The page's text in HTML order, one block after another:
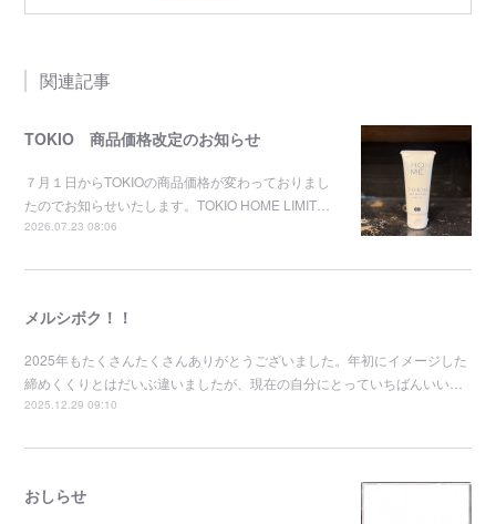
関連記事
TOKIO 商品価格改定のお知らせ
７月１日からTOKIOの商品価格が変わっておりまし
たのでお知らせいたします。TOKIO HOME LIMIT…
2026.07.23 08:06
メルシボク！！
2025年もたくさんたくさんありがとうございました。年初にイメージした
締めくくりとはだいぶ違いましたが、現在の自分にとっていちばんいい…
2025.12.29 09:10
おしらせ